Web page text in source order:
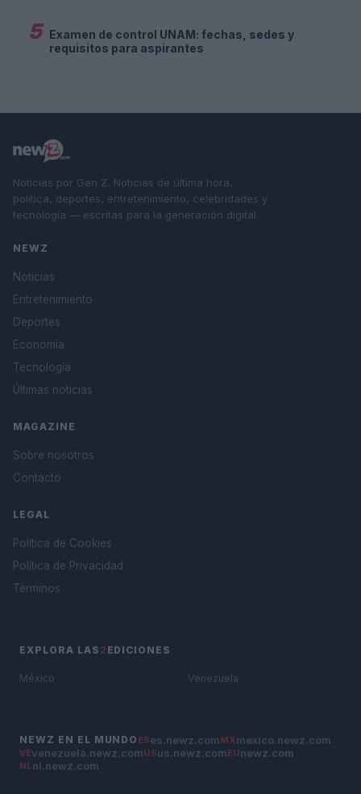
5 Examen de control UNAM: fechas, sedes y
requisitos para aspirantes
Noticias por Gen Z. Noticias de última hora,
política, deportes, entretenimiento, celebridades y
tecnología — escritas para la generación digital.
NEWZ
Noticias
Entretenimiento
Deportes
Economía
Tecnología
Últimas noticias
MAGAZINE
Sobre nosotros
Contacto
LEGAL
Política de Cookies
Política de Privacidad
Términos
EXPLORA LAS 2 EDICIONES
México Venezuela
NEWZ EN EL MUNDO ESes.newz.com MXmexico.newz.com
VEvenezuela.newz.com USus.newz.com EUnewz.com
NLnl.newz.com